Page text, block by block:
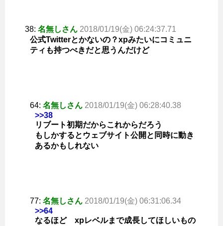
38: 名無しさん 2018/01/19(金) 06:24:37.71
公式Twitterとかないの？xpみたいにコミュニ
ティも持つべきだと思うんだけど
64: 名無しさん 2018/01/19(金) 06:28:40.38
>>38
リブート初期だからこれからだろう
もしかするとウェブサイト公開と同時に動き
あるかもしれない
77: 名無しさん 2018/01/19(金) 06:31:06.34
>>64
なるほど xpレベルまで成長してほしいもの